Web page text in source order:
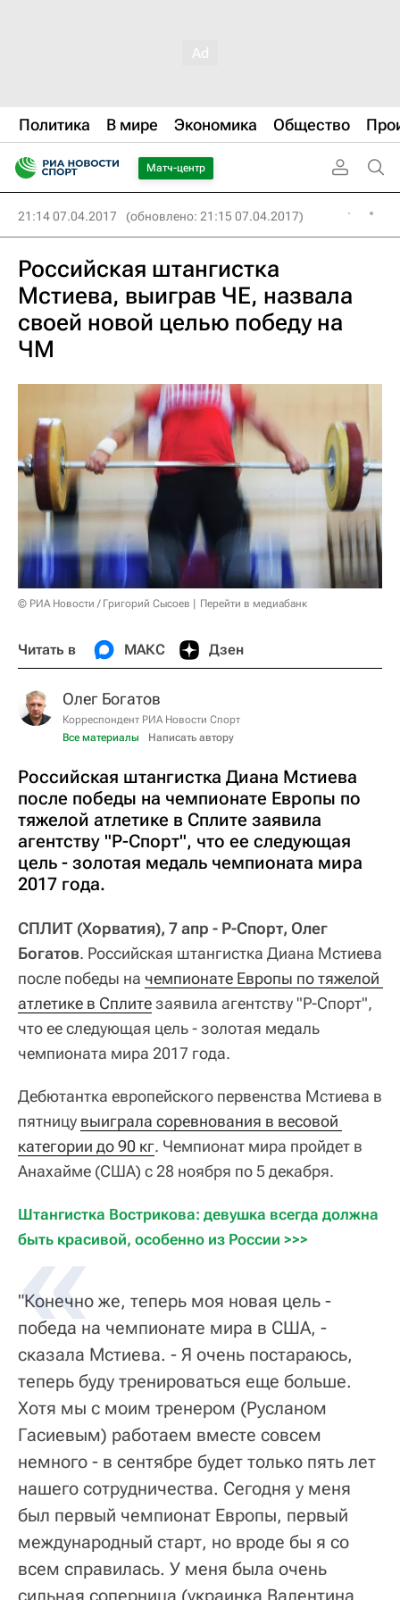
Политика В мире Экономика Общество
Матч-центр
21:14 07.04.2017 (обновлено: 21:15 07.04.2017)
Российская штангистка
Мстиева, выиграв ЧЕ, назвала
своей новой целью победу на
ЧМ
© РИА Новости / Григорий Сысоев Перейти в медиабанк
Читать в МАКС Дзен
Олег Богатов
Корреспондент РИА Новости Спорт
Все материалы
Написать автору
Российская штангистка Диана Мстиева
после победы на чемпионате Европы по
тяжелой атлетике в Сплите заявила
агентству "Р-Спорт", что ее следующая
цель - золотая медаль чемпионата мира
2017 года.
СПЛИТ (Хорватия), 7 апр - Р-Спорт, Олег
Богатов. Российская штангистка Диана Мстиева
после победы на чемпионате Европы по тяжелой
атлетике в Сплитезаявила агентству "Р-Спорт",
что ее следующая цель - золотая медаль
чемпионата мира 2017 года.
Дебютантка европейского первенства Мстиева в
пятницу выиграла соревнования в весовой
категории до 90 кг. Чемпионат мира пройдет в
Анахайме (США) с 28 ноября по 5 декабря.
Штангистка Вострикова: девушка всегда должна
быть красивой, особенно из России >>>
"Конечно же, теперь моя новая цель -
победа на чемпионате мира в США, -
сказала Мстиева. - Я очень постараюсь,
теперь буду тренироваться еще больше.
Хотя мы с моим тренером (Русланом
Гасиевым) работаем вместе совсем
немного - в сентябре будет только пять лет
нашего сотрудничества. Сегодня у меня
был первый чемпионат Европы, первый
международный старт, но вроде бы я со
всем справилась. У меня была очень
сильная соперница (украинка Валентина